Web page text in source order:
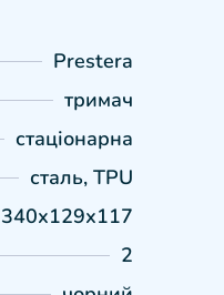
Prestera
тримач
стаціонарна
сталь, TPU
340х129х117
2